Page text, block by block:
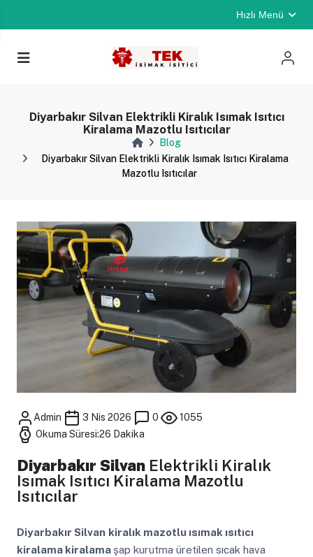
Hızlı Menü
Diyarbakır Silvan Elektrikli Kiralık Isımak Isıtıcı
Kiralama Mazotlu Isıtıcılar
Blog
Diyarbakır Silvan Elektrikli Kiralık Isımak Isıtıcı Kiralama
Mazotlu Isıtıcılar
Admin 3 Nis 2026 0
1055
Okuma Süresi:26 Dakika
Diyarbakır SilvanElektrikli Kiralık
Isımak Isıtıcı Kiralama Mazotlu
Isıtıcılar
Diyarbakır Silvan kiralık mazotlu ısımak ısıtıcı
kiralama kiralama şap kurutma üretilen sıcak hava